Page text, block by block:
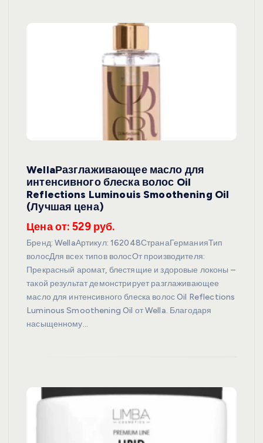
WellaРазглаживающее масло для
интенсивного блеска волос Oil
Reflections Luminouis Smoothening Oil
(Лучшая цена)
Цена от: 529 руб.
Бренд: WellaАртикул: 162048СтранаГерманияТип
волосДля всех типов волосОт производителя:
Прекрасный аромат, блестящие и здоровые локоны –
такой результат демонстрирует разглаживающее
масло для интенсивного блеска волос Oil Reflections
Luminous Smoothening Oil от Wella. Благодаря
насыщенному…